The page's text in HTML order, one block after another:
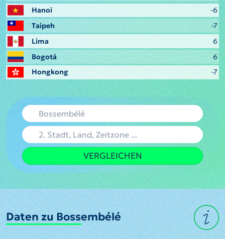
Hanoi
-6
Taipeh
-7
Lima
6
Bogotá
6
Hongkong
-7
VERGLEICHEN
Daten zu Bossembélé